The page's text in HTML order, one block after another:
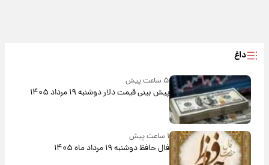
داغ
۵ ساعت پیش
پیش‌ بینی قیمت دلار دوشنبه ۱۹ مرداد ۱۴۰۵
۱ ساعت پیش
فال حافظ دوشنبه ۱۹ مرداد ماه ۱۴۰۵